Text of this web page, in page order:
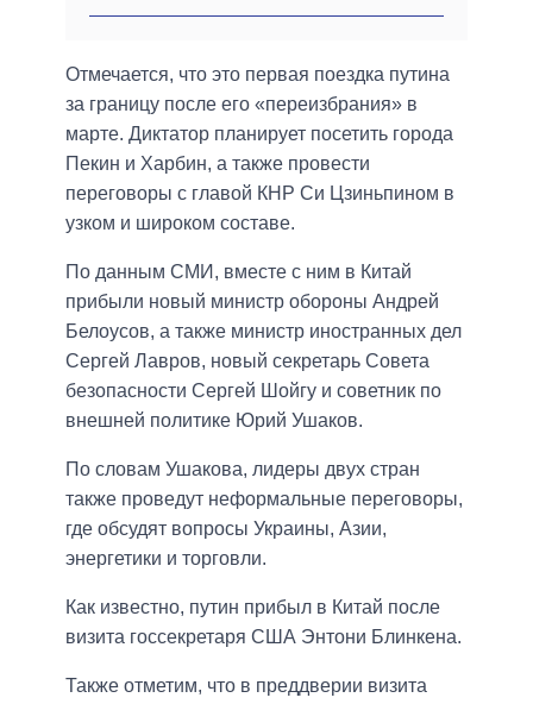
Отмечается, что это первая поездка путина
за границу после его «переизбрания» в
марте. Диктатор планирует посетить города
Пекин и Харбин, а также провести
переговоры с главой КНР Си Цзиньпином в
узком и широком составе.
По данным СМИ, вместе с ним в Китай
прибыли новый министр обороны Андрей
Белоусов, а также министр иностранных дел
Сергей Лавров, новый секретарь Совета
безопасности Сергей Шойгу и советник по
внешней политике Юрий Ушаков.
По словам Ушакова, лидеры двух стран
также проведут неформальные переговоры,
где обсудят вопросы Украины, Азии,
энергетики и торговли.
Как известно, путин прибыл в Китай после
визита госсекретаря США Энтони Блинкена.
Также отметим, что в преддверии визита